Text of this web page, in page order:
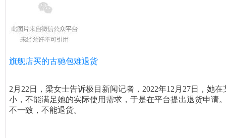
旗舰店买的古驰包难退货
2月22日，梁女士告诉极目新闻记者，2022年12月27日，她
小，不能满足她的实际使用需求，于是在平台提出退货申请
不一致，不能退货。